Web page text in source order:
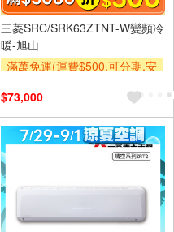
三菱SRC/SRK63ZTNT-W變頻冷
暖-旭山
滿萬免運(運費$500,可分期,安
及使用6期以上分期0利率,需付
基本安裝運費)
滿額折$500
滿額贈券
$73,000